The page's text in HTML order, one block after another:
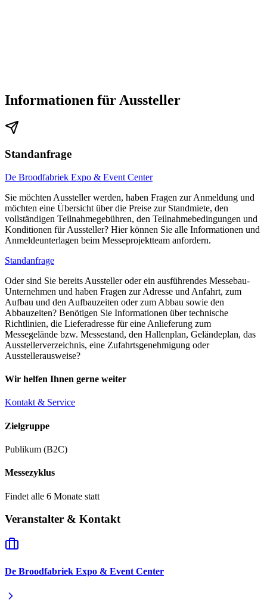
Informationen für Aussteller
Standanfrage
De Broodfabriek Expo & Event Center
Sie möchten Aussteller werden, haben Fragen zur Anmeldung und
möchten eine Übersicht über die Preise zur Standmiete, den
vollständigen Teilnahmegebühren, den Teilnahmebedingungen und
Konditionen für Aussteller? Hier können Sie alle Informationen und
Anmeldeunterlagen beim Messeprojektteam anfordern.
Standanfrage
Oder sind Sie bereits Aussteller oder ein ausführendes Messebau-
Unternehmen und haben Fragen zur Adresse und Anfahrt, zum
Aufbau und den Aufbauzeiten oder zum Abbau sowie den
Abbauzeiten? Benötigen Sie Informationen über technische
Richtlinien, die Lieferadresse für eine Anlieferung zum
Messegelände bzw. Messestand, den Hallenplan, Geländeplan, das
Ausstellerverzeichnis, eine Zufahrtsgenehmigung oder
Ausstellerausweise?
Wir helfen Ihnen gerne weiter
Kontakt & Service
Zielgruppe
Publikum (B2C)
Messezyklus
Findet alle 6 Monate statt
Veranstalter & Kontakt
De Broodfabriek Expo & Event Center